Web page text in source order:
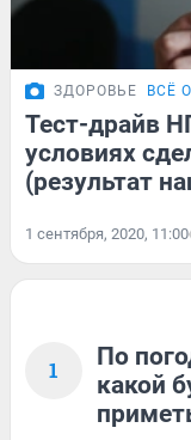
ЗДОРОВЬЕ ВСЁ
Тест-драйв
условиях
(результат
1 сентября, 2020, 11:00
1
По
какой